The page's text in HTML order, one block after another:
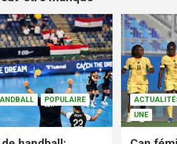
POPULAIRE
UNE